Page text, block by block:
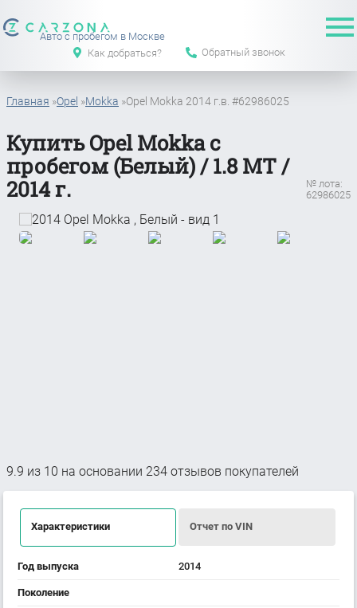
Авто с пробегом в Москве
Как добраться?
Обратный звонок
Главная »Opel »Mokka »Opel Mokka 2014 г.в. #62986025
Купить Opel Mokka с
пробегом (Белый) / 1.8 MT /
2014 г.
№ лота:
62986025
9.9 из 10 на основании 234 отзывов покупателей
Характеристики Отчет по VIN
Год выпуска 2014
Поколение